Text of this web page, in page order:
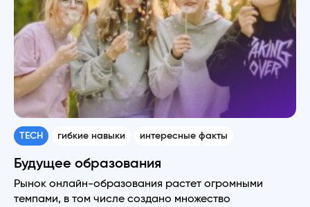
TECH гибкие навыки интересные факты
Будущее образования
Рынок онлайн-образования растет огромными
темпами, в том числе создано множество